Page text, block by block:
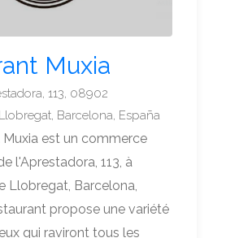
Muxia
113, 08902
Barcelona, España
Muxia est un commerce
l'Aprestadora, 113, à
Llobregat, Barcelona,
propose une variété
qui raviront tous les